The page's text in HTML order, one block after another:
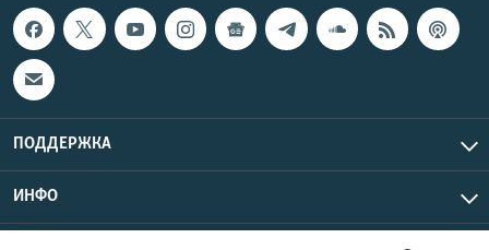
ПОДДЕРЖКА
ИНФО